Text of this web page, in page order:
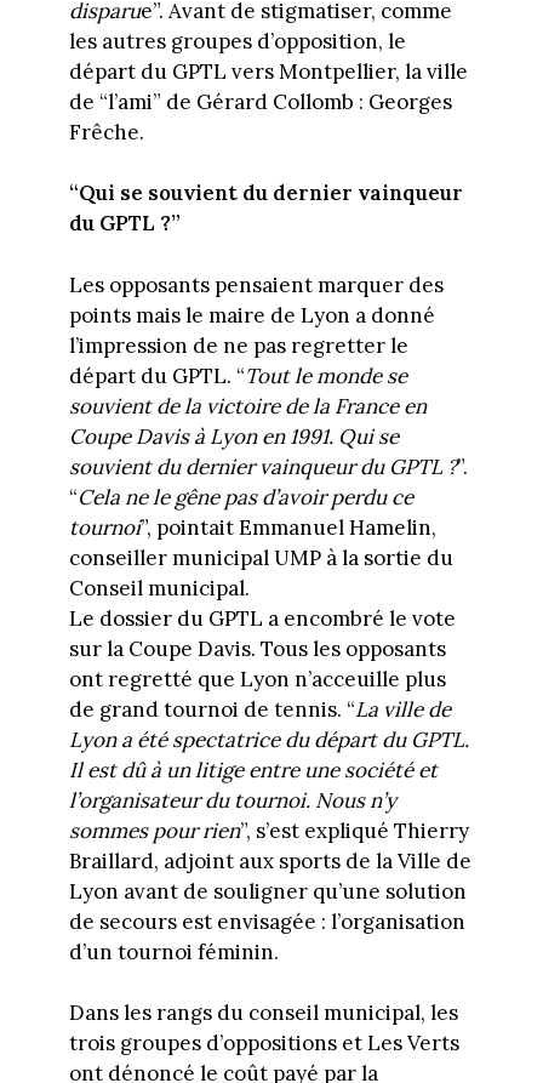
disparue”. Avant de stigmatiser, comme
les autres groupes d’opposition, le
départ du GPTL vers Montpellier, la ville
de “l’ami” de Gérard Collomb : Georges
Frêche.
“Qui se souvient du dernier vainqueur
du GPTL ?”
Les opposants pensaient marquer des
points mais le maire de Lyon a donné
l’impression de ne pas regretter le
départ du GPTL. “Tout le monde se
souvient de la victoire de la France en
Coupe Davis à Lyon en 1991. Qui se
souvient du dernier vainqueur du GPTL ?”.
“Cela ne le gêne pas d’avoir perdu ce
tournoi”, pointait Emmanuel Hamelin,
conseiller municipal UMP à la sortie du
Conseil municipal.
Le dossier du GPTL a encombré le vote
sur la Coupe Davis. Tous les opposants
ont regretté que Lyon n’acceuille plus
de grand tournoi de tennis. “La ville de
Lyon a été spectatrice du départ du GPTL.
Il est dû à un litige entre une société et
l’organisateur du tournoi. Nous n’y
sommes pour rien”, s’est expliqué Thierry
Braillard, adjoint aux sports de la Ville de
Lyon avant de souligner qu’une solution
de secours est envisagée : l’organisation
d’un tournoi féminin.
Dans les rangs du conseil municipal, les
trois groupes d’oppositions et Les Verts
ont dénoncé le coût payé par la